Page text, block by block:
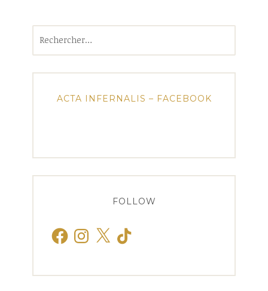
ACTA INFERNALIS – FACEBOOK
FOLLOW
FacebookInstagram
X TikTok